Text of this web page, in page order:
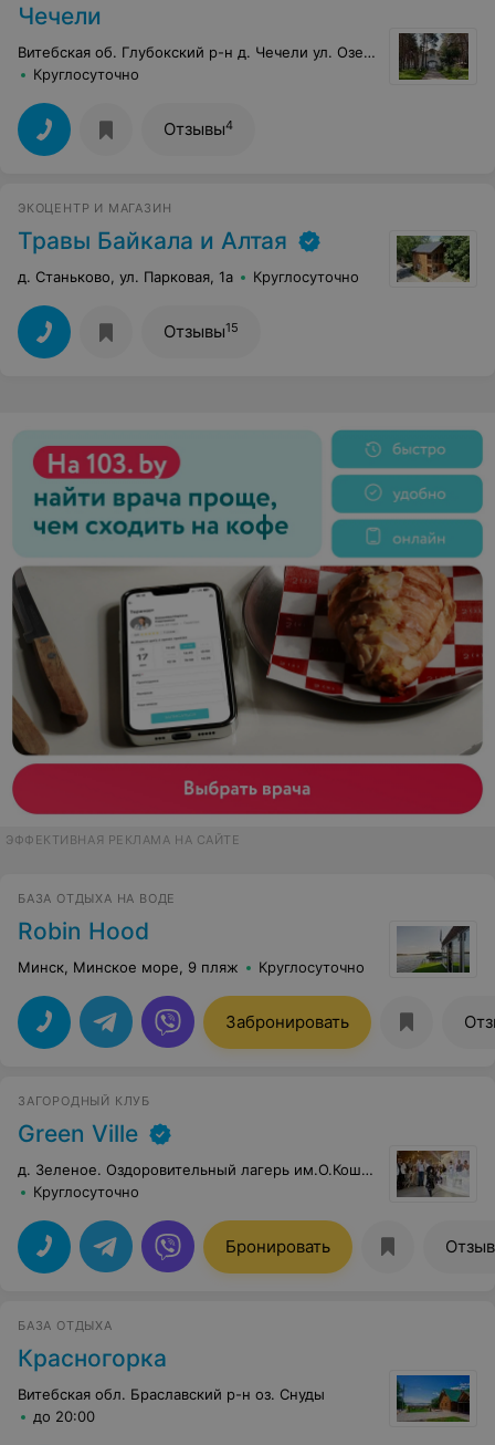
Чечели
Витебская об. Глубокский р-н д. Чечели ул. Озерная, 1б
Круглосуточно
Отзывы4
ЭКОЦЕНТР И МАГАЗИН
Травы Байкала и Алтая
д. Станьково, ул. Парковая, 1а Круглосуточно
Отзывы15
ЭФФЕКТИВНАЯ РЕКЛАМА НА САЙТЕ
БАЗА ОТДЫХА НА ВОДЕ
Robin Hood
Минск, Минское море, 9 пляж Круглосуточно
Забронировать
ЗАГОРОДНЫЙ КЛУБ
Green Ville
д. Зеленое. Оздоровительный лагерь им.О.Кошевого.
Круглосуточно
Бронировать
БАЗА ОТДЫХА
Красногорка
Витебская обл. Браславский р-н оз. Снуды
до 20:00